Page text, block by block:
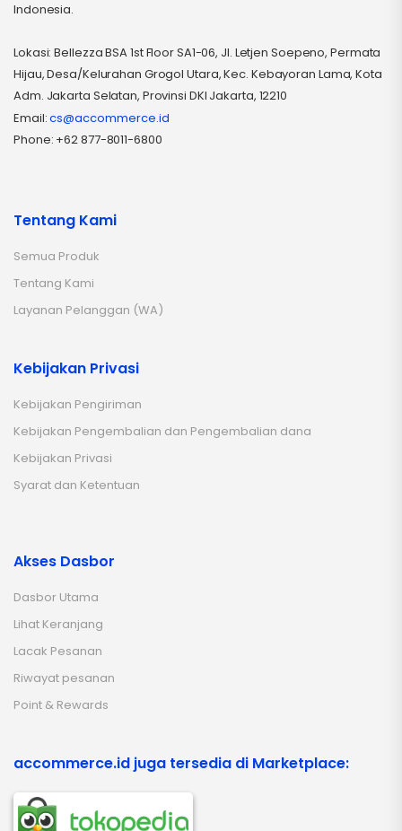
Indonesia.
Lokasi: Bellezza BSA 1st Floor SA1-06, Jl. Letjen Soepeno, Permata
Hijau, Desa/Kelurahan Grogol Utara, Kec. Kebayoran Lama, Kota
Adm. Jakarta Selatan, Provinsi DKI Jakarta, 12210
Email:cs@accommerce.id
Phone: +62 877-8011-6800
Tentang Kami
Semua Produk
Tentang Kami
Layanan Pelanggan (WA)
Kebijakan Privasi
Kebijakan Pengiriman
Kebijakan Pengembalian dan Pengembalian dana
Kebijakan Privasi
Syarat dan Ketentuan
Akses Dasbor
Dasbor Utama
Lihat Keranjang
Lacak Pesanan
Riwayat pesanan
Point & Rewards
accommerce.id juga tersedia di Marketplace: